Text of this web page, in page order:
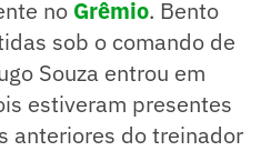
no Grêmio. Bento
sob o comando de
Souza entrou em
estiveram presentes
anteriores do treinador